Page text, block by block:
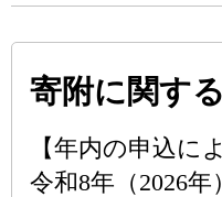
寄附に関す
【年内の申込に
令和8年（2026